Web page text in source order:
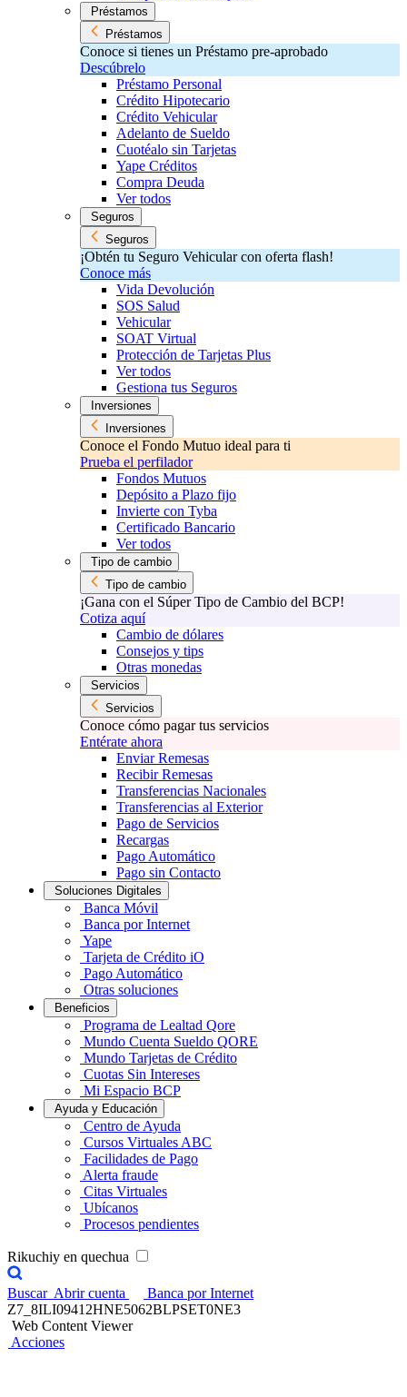
Préstamos
Préstamos
Conoce si tienes un Préstamo pre-aprobado
Descúbrelo
Préstamo Personal
Crédito Hipotecario
Crédito Vehicular
Adelanto de Sueldo
Cuotéalo sin Tarjetas
Yape Créditos
Compra Deuda
Ver todos
Seguros
Seguros
¡Obtén tu Seguro Vehicular con oferta flash!
Conoce más
Vida Devolución
SOS Salud
Vehicular
SOAT Virtual
Protección de Tarjetas Plus
Ver todos
Gestiona tus Seguros
Inversiones
Inversiones
Conoce el Fondo Mutuo ideal para ti
Prueba el perfilador
Fondos Mutuos
Depósito a Plazo fijo
Invierte con Tyba
Certificado Bancario
Ver todos
Tipo de cambio
Tipo de cambio
¡Gana con el Súper Tipo de Cambio del BCP!
Cotiza aquí
Cambio de dólares
Consejos y tips
Otras monedas
Servicios
Servicios
Conoce cómo pagar tus servicios
Entérate ahora
Enviar Remesas
Recibir Remesas
Transferencias Nacionales
Transferencias al Exterior
Pago de Servicios
Recargas
Pago Automático
Pago sin Contacto
Soluciones Digitales
Banca Móvil
Banca por Internet
Yape
Tarjeta de Crédito iO
Pago Automático
Otras soluciones
Beneficios
Programa de Lealtad Qore
Mundo Cuenta Sueldo QORE
Mundo Tarjetas de Crédito
Cuotas Sin Intereses
Mi Espacio BCP
Ayuda y Educación
Centro de Ayuda
Cursos Virtuales ABC
Facilidades de Pago
Alerta fraude
Citas Virtuales
Ubícanos
Procesos pendientes
Rikuchiy en quechua
Buscar Abrir cuenta
Banca por Internet
Z7_8ILI09412HNE5062BLPSET0NE3
Web Content Viewer
Acciones